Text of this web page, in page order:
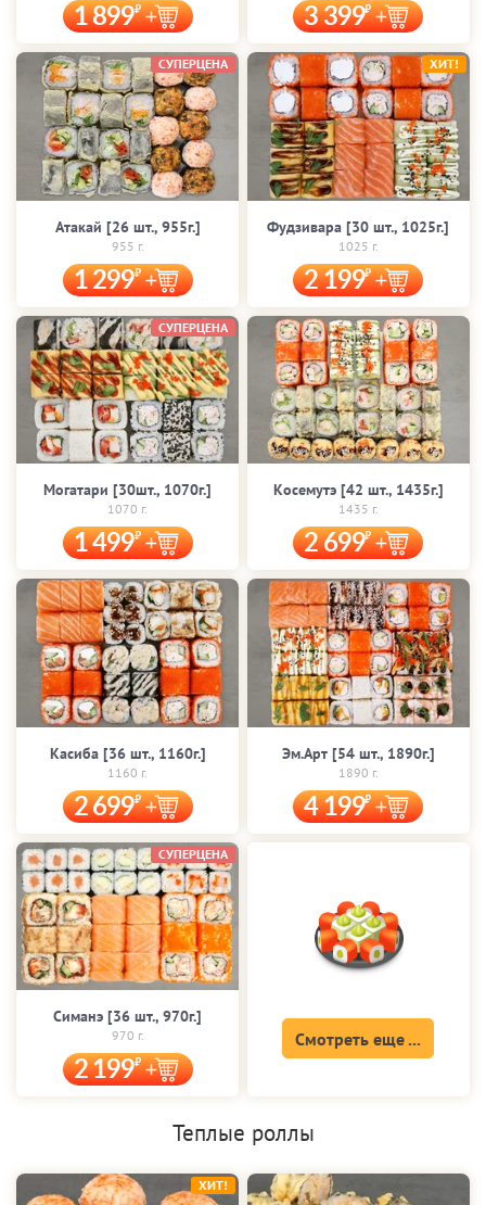
1 899 3 399
Атакай [26 шт., 955г.]
955 г.
1 299
СУПЕРЦЕНА
Фудзивара [30 шт., 1025г.]
1025 г.
2 199
ХИТ!
Могатари [30шт., 1070г.]
1070 г.
1 499
СУПЕРЦЕНА
Косемутэ [42 шт., 1435г.]
1435 г.
2 699
Касиба [36 шт., 1160г.]
1160 г.
2 699
Эм.Арт [54 шт., 1890г.]
1890 г.
4 199
Симанэ [36 шт., 970г.]
970 г.
2 199
СУПЕРЦЕНА
Смотреть еще ...
Теплые роллы
ХИТ!